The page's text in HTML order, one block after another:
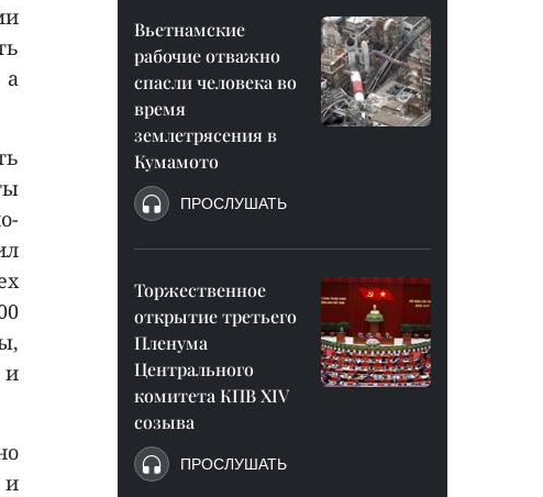
а
и
и
Вьетнамские
рабочие отважно
спасли человека во
время
землетрясения в
Кумамото
ПРОСЛУШАТЬ
Торжественное
открытие третьего
Пленума
Центрального
комитета КПВ XIV
созыва
ПРОСЛУШАТЬ